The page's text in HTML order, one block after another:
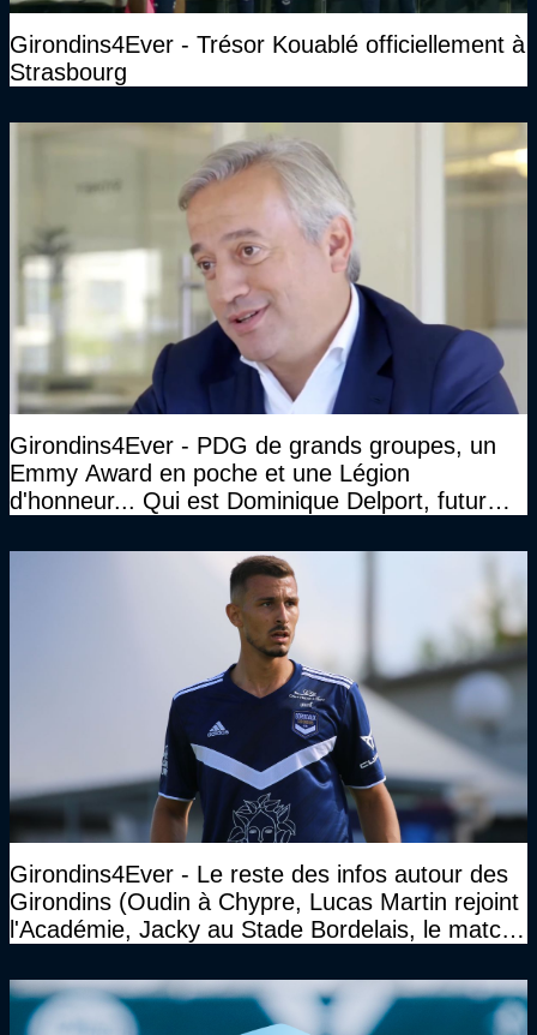
Girondins4Ever - Trésor Kouablé officiellement à
Strasbourg
Girondins4Ever - PDG de grands groupes, un
Emmy Award en poche et une Légion
d'honneur... Qui est Dominique Delport, futur
Girondins4Ever - Le reste des infos autour des
Girondins (Oudin à Chypre, Lucas Martin rejoint
l'Académie, Jacky au Stade Bordelais, le match